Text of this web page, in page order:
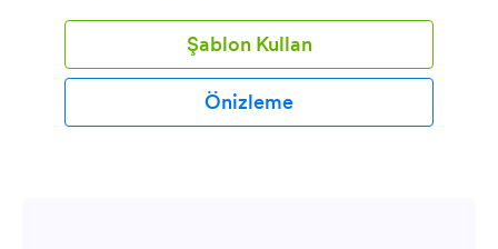
Şablon Kullan
Önizleme